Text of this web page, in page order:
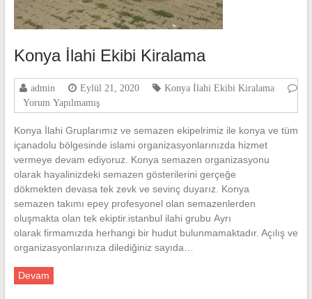
Konya İlahi Ekibi Kiralama
admin Eylül 21, 2020
Konya İlahi Ekibi Kiralama
Yorum Yapılmamış
Konya İlahi Gruplarımız ve semazen ekipelrimiz ile konya ve tüm
içanadolu bölgesinde islami organizasyonlarınızda hizmet
vermeye devam ediyoruz. Konya semazen organizasyonu
olarak hayalinizdeki semazen gösterilerini gerçeğe
dökmekten devasa tek zevk ve sevinç duyarız. Konya
semazen takımı epey profesyonel olan semazenlerden
oluşmakta olan tek ekiptir.istanbul ilahi grubu Ayrı
olarak firmamızda herhangi bir hudut bulunmamaktadır. Açılış ve
organizasyonlarınıza dilediğiniz sayıda…
Devam